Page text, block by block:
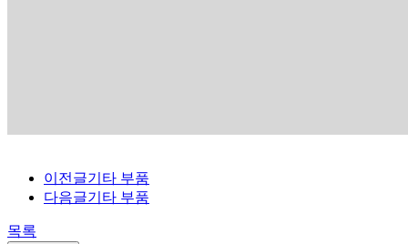
이전글기타 부품
다음글기타 부품
목록